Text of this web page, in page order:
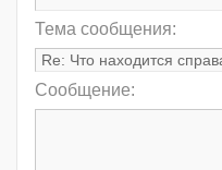
Тема сообщения:
Сообщение: